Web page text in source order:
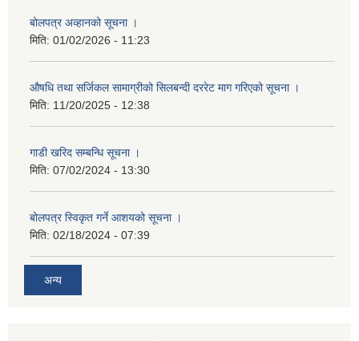
बोलपत्र अव्हानको सूचना ।
मिति: 01/02/2026 - 11:23
औषधि तथा सर्जिकल सामाग्रीको सिलबन्दी दररेट माग गरिएको सूचना ।
मिति: 11/20/2025 - 12:38
गाडी खरिद सम्बन्धि सूचना ।
मिति: 07/02/2024 - 13:30
बोलपत्र स्विकृत गर्ने आशयको सूचना ।
मिति: 02/18/2024 - 07:39
अन्य